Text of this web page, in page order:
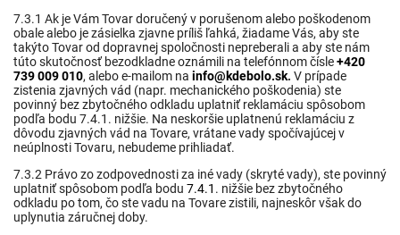
7.3.1 Ak je Vám Tovar doručený v porušenom alebo poškodenom
obale alebo je zásielka zjavne príliš ľahká, žiadame Vás, aby ste
takýto Tovar od dopravnej spoločnosti nepreberali a aby ste nám
túto skutočnosť bezodkladne oznámili na telefónnom čísle+420
739 009 010, alebo e-mailom na info@kdebolo.sk. V prípade
zistenia zjavných vád (napr. mechanického poškodenia) ste
povinný bez zbytočného odkladu uplatniť reklamáciu spôsobom
podľa bodu 7.4.1. nižšie. Na neskoršie uplatnenú reklamáciu z
dôvodu zjavných vád na Tovare, vrátane vady spočívajúcej v
neúplnosti Tovaru, nebudeme prihliadať.
7.3.2 Právo zo zodpovednosti za iné vady (skryté vady), ste povinný
uplatniť spôsobom podľa bodu 7.4.1 . nižšie bez zbytočného
odkladu po tom, čo ste vadu na Tovare zistili, najneskôr však do
uplynutia záručnej doby.